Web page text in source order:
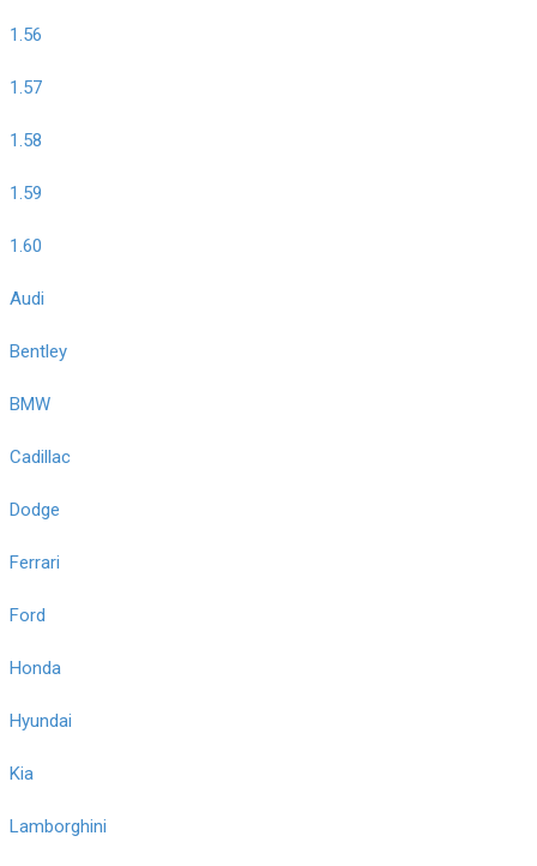
1.56
1.57
1.58
1.59
1.60
Audi
Bentley
BMW
Cadillac
Dodge
Ferrari
Ford
Honda
Hyundai
Kia
Lamborghini